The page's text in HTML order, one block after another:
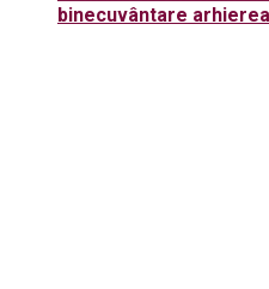
binecuvântare